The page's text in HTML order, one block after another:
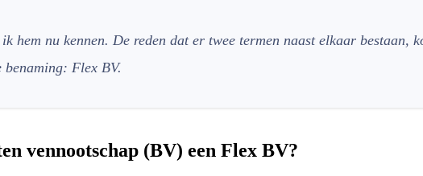
hem nu kennen. De reden dat er twee termen naast elkaar bestaan,
benaming: Flex BV.
vennootschap (BV) een Flex BV?